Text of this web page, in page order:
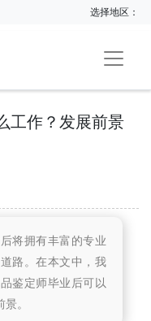
选择地区：
工作？发展前景
将拥有丰富的专业
路。在本文中，我
鉴定师毕业后可以
。